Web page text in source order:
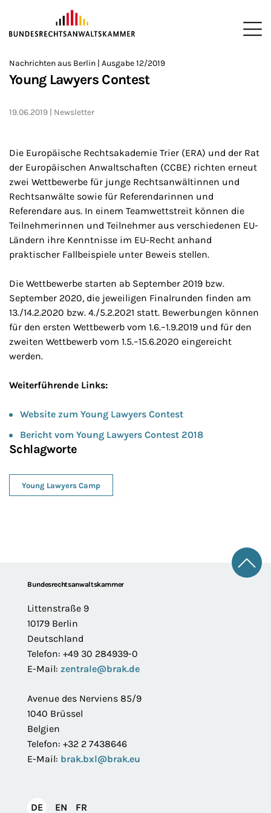
ZUM HAUPTINHALT SPRINGEN
Sie befinden sich hier:
>
Startseite
>
Newsroom
>
Newsletter
>
Nachrichten aus Berlin
Nachrichten aus Berlin | Ausgabe 12/2019
Young Lawyers Contest
19.06.2019 Newsletter
Die Europäische Rechtsakademie Trier (ERA) und der Rat
der Europäischen Anwaltschaften (CCBE) richten erneut
zwei Wettbewerbe für junge Rechtsanwältinnen und
Rechtsanwälte sowie für Referendarinnen und
Referendare aus. In einem Teamwettstreit können die
Teilnehmerinnen und Teilnehmer aus verschiedenen EU-
Ländern ihre Kenntnisse im EU-Recht anhand
praktischer Fallbeispiele unter Beweis stellen.
Die Wettbewerbe starten ab September 2019 bzw.
September 2020, die jeweiligen Finalrunden finden am
13./14.2.2020 bzw. 4./5.2.2021 statt. Bewerbungen können
für den ersten Wettbewerb vom 1.6.–1.9.2019 und für den
zweiten Wettbewerb vom 1.5.–15.6.2020 eingereicht
werden.
Weiterführende Links:
Website zum Young Lawyers Contest
Bericht vom Young Lawyers Contest 2018
Schlagworte
Young Lawyers Camp
FooterBundesrechtsanwaltskammer
Littenstraße 9
10179 Berlin
Deutschland
Telefon: +49 30 284939-0
E-Mail: zentrale@brak.de
Avenue des Nerviens 85/9
1040 Brüssel
Belgien
Telefon: +32 2 7438646
E-Mail: brak.bxl@brak.eu
DE EN English
FR